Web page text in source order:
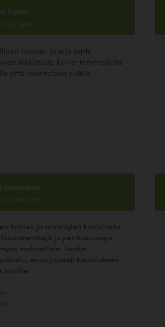
Sipoo
3 A, Sipoo
lounas- ja a la carte -
Nikkilässä. Koirat tervetulleita
että ravintolaan sisälle.
21 47400, Iitti
koirien ja omistajien koulutusta
ja pentukursseja.
mahdollisia. Lisäksi
ensisijaisesti koulutuksen
koirille.